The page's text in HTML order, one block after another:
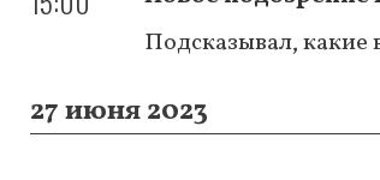
Подсказывал, какие
27 июня 2023